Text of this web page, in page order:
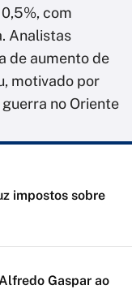
com
Analistas
de aumento de
motivado por
no Oriente
impostos sobre
Gaspar ao